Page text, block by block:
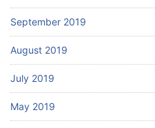
September 2019
August 2019
July 2019
May 2019